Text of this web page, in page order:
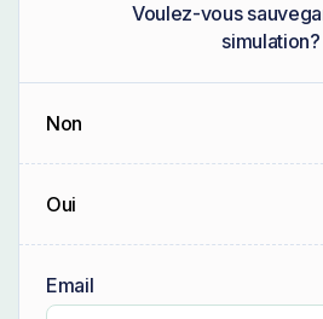
Voulez-vous
simulation?
Non
Oui
Email